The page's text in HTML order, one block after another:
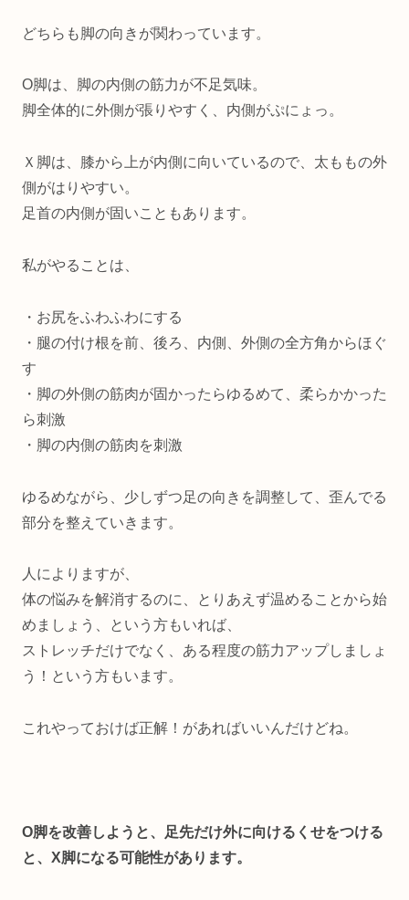
どちらも脚の向きが関わっています。
О脚は、脚の内側の筋力が不足気味。
脚全体的に外側が張りやすく、内側がぷにょっ。
Ｘ脚は、膝から上が内側に向いているので、太ももの外
側がはりやすい。
足首の内側が固いこともあります。
私がやることは、
・お尻をふわふわにする
・腿の付け根を前、後ろ、内側、外側の全方角からほぐ
す
・脚の外側の筋肉が固かったらゆるめて、柔らかかった
ら刺激
・脚の内側の筋肉を刺激
ゆるめながら、少しずつ足の向きを調整して、歪んでる
部分を整えていきます。
人によりますが、
体の悩みを解消するのに、とりあえず温めることから始
めましょう、という方もいれば、
ストレッチだけでなく、ある程度の筋力アップしましょ
う！という方もいます。
これやっておけば正解！があればいいんだけどね。
О脚を改善しようと、足先だけ外に向けるくせをつける
と、X脚になる可能性があります。